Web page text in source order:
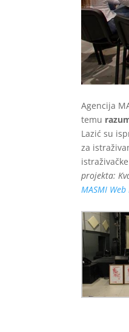
Agencija
temu
Lazić su
za
projekta:
MASMI